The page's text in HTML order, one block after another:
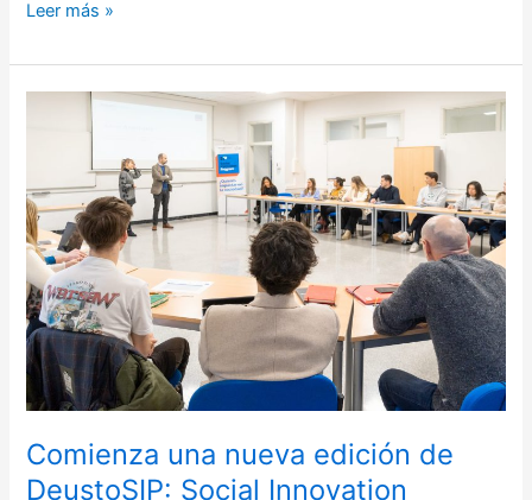
Leer más »
Comienza una nueva edición de
DeustoSIP: Social Innovation
Comienza
edición
de
DeustoSIP:
Social
Innovation
Program